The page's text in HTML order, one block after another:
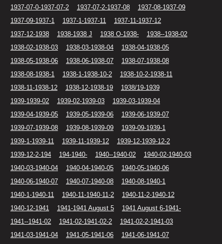
1937-07-0-1937-07-2
1937-07-2-1937-08
1937-08-1937-09
1937-09-1937-1
1937-1-1937-11
1937-11-1937-12
1937-12-1938
1938-1938 J 1938 O-1938-
1938--1938-02
1938-02-1938-03
1938-03-1938-04
1938-04-1938-05
1938-05-1938-06
1938-06-1938-07
1938-07-1938-08
1938-08-1938-1
1938-1-1938-10-2
1938-10-2-1938-11
1938-11-1938-12
1938-12-1938-19
1938/19-1939
1939-1939-02
1939-02-1939-03
1939-03-1939-04
1939-04-1939-05
1939-05-1939-06
1939-06-1939-07
1939-07-1939-08
1939-08-1939-09
1939-09-1939-1
1939-1-1939-11
1939-11-1939-12
1939-12-1939-12-2
1939-12-2-194
194-1940- 1940--1940-02
1940-02-1940-03
1940-03-1940-04
1940-04-1940-05
1940-05-1940-06
1940-06-1940-07
1940-07-1940-08
1940-08-1940-1
1940-1-1940-11
1940-11-1940-11-2
1940-11-2-1940-12
1940-12-1941
1941-1941 August 5
1941 August 6-1941-
1941--1941-02
1941-02-1941-02-2
1941-02-2-1941-03
1941-03-1941-04
1941-05-1941-06
1941-06-1941-07